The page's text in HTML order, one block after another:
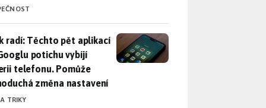
radí: Těchto pět aplikací od Googlu potichu vybíjí baterii
radí: Těchto pět aplikací
potichu vybíjí
telefonu. Pomůže
změna nastavení
TRIKY